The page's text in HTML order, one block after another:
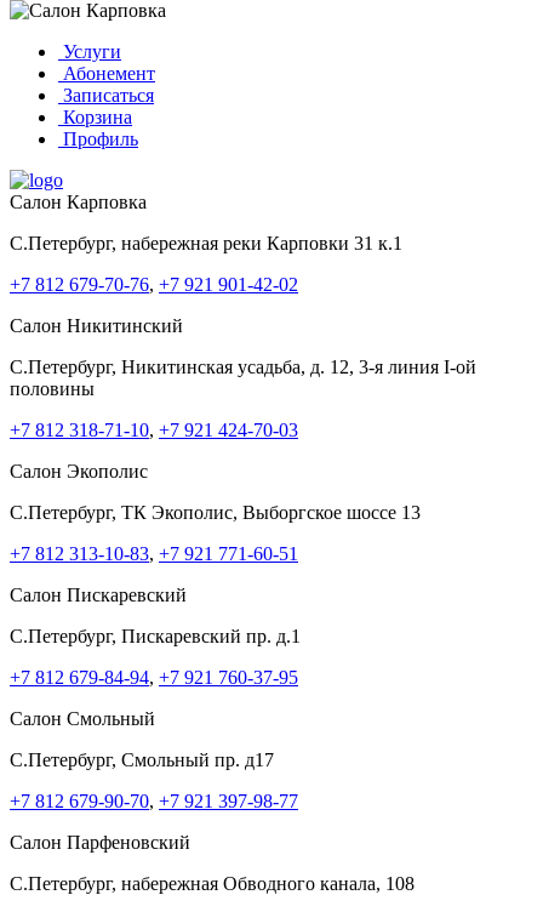
Услуги
Абонемент
Записаться
Корзина
Профиль
Салон Карповка
C.Петербург, набережная реки Карповки 31 к.1
+7 812 679-70-76, +7 921 901-42-02
Салон Никитинский
C.Петербург, Никитинская усадьба, д. 12, 3-я линия I-ой
половины
+7 812 318-71-10, +7 921 424-70-03
Салон Экополис
C.Петербург, ТК Экополис, Выборгское шоссе 13
+7 812 313-10-83, +7 921 771-60-51
Салон Пискаревский
C.Петербург, Пискаревский пр. д.1
+7 812 679-84-94, +7 921 760-37-95
Салон Смольный
C.Петербург, Смольный пр. д17
+7 812 679-90-70, +7 921 397-98-77
Салон Парфеновский
C.Петербург, набережная Обводного канала, 108